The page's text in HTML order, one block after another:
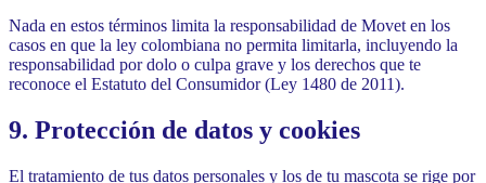
Nada en estos términos limita la responsabilidad de Movet en los
casos en que la ley colombiana no permita limitarla, incluyendo la
responsabilidad por dolo o culpa grave y los derechos que te
reconoce el Estatuto del Consumidor (Ley 1480 de 2011).
9. Protección de datos y cookies
El tratamiento de tus datos personales y los de tu mascota se rige por